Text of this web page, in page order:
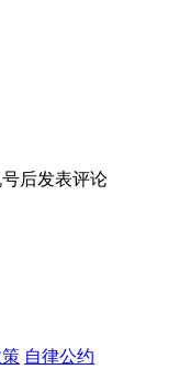
后发表评论
自律公约